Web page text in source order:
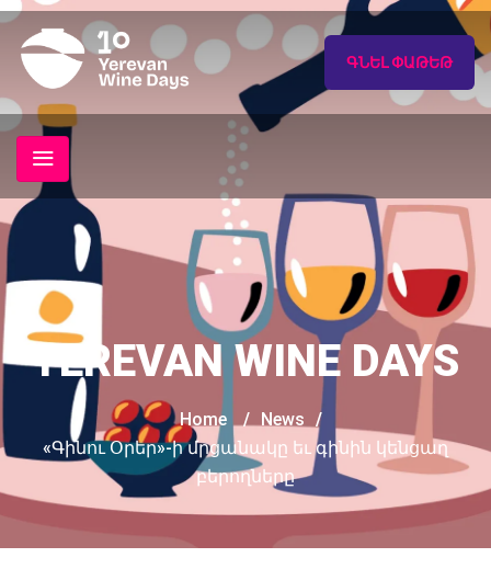
ԳՆԵԼ ՓԱԹԵԹ
YEREVAN WINE DAYS
Home / News /
«Գինու Օրեր»-ի մրցանակը եւ գինին կենցաղ
բերողները